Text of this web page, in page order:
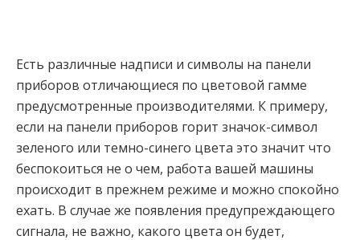
Есть различные надписи и символы на панели
приборов отличающиеся по цветовой гамме
предусмотренные производителями. К примеру,
если на панели приборов горит значок-символ
зеленого или темно-синего цвета это значит что
беспокоиться не о чем, работа вашей машины
происходит в прежнем режиме и можно спокойно
ехать. В случае же появления предупреждающего
сигнала, не важно, какого цвета он будет,